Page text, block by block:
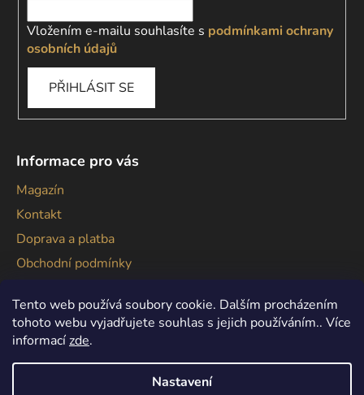
Tento web používá soubory cookie. Dalším procházením
tohoto webu vyjadřujete souhlas s jejich používáním.. Více
informacízde.
Nastavení
Vložením e-mailu souhlasíte s podmínkami ochrany
osobních údajů
PŘIHLÁSIT SE
Informace pro vás
Magazín
Kontakt
Doprava a platba
Obchodní podmínky